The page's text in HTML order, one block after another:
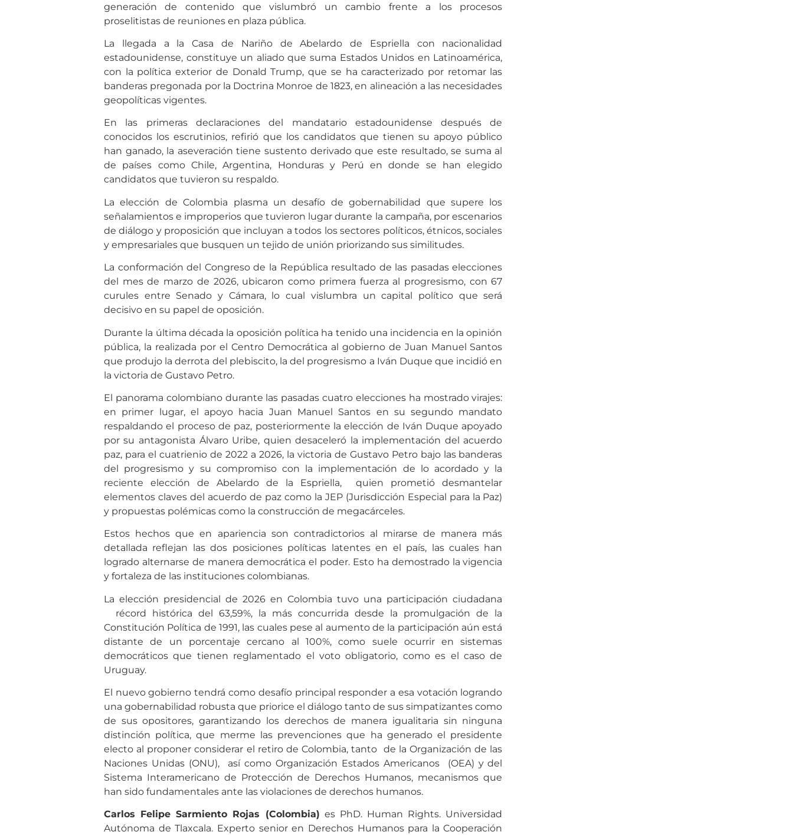
generación de contenido que vislumbró un cambio frente a los procesos
proselitistas de reuniones en plaza pública.
La llegada a la Casa de Nariño de Abelardo de Espriella con nacionalidad
estadounidense, constituye un aliado que suma Estados Unidos en Latinoamérica,
con la política exterior de Donald Trump, que se ha caracterizado por retomar las
banderas pregonada por la Doctrina Monroe de 1823, en alineación a las necesidades
geopolíticas vigentes.
En las primeras declaraciones del mandatario estadounidense después de
conocidos los escrutinios, refirió que los candidatos que tienen su apoyo público
han ganado, la aseveración tiene sustento derivado que este resultado, se suma al
de países como Chile, Argentina, Honduras y Perú en donde se han elegido
candidatos que tuvieron su respaldo.
La elección de Colombia plasma un desafío de gobernabilidad que supere los
señalamientos e improperios que tuvieron lugar durante la campaña, por escenarios
de diálogo y proposición que incluyan a todos los sectores políticos, étnicos, sociales
y empresariales que busquen un tejido de unión priorizando sus similitudes.
La conformación del Congreso de la República resultado de las pasadas elecciones
del mes de marzo de 2026, ubicaron como primera fuerza al progresismo, con 67
curules entre Senado y Cámara, lo cual vislumbra un capital político que será
decisivo en su papel de oposición.
Durante la última década la oposición política ha tenido una incidencia en la opinión
pública, la realizada por el Centro Democrática al gobierno de Juan Manuel Santos
que produjo la derrota del plebiscito, la del progresismo a Iván Duque que incidió en
la victoria de Gustavo Petro.
El panorama colombiano durante las pasadas cuatro elecciones ha mostrado virajes:
en primer lugar, el apoyo hacia Juan Manuel Santos en su segundo mandato
respaldando el proceso de paz, posteriormente la elección de Iván Duque apoyado
por su antagonista Álvaro Uribe, quien desaceleró la implementación del acuerdo
paz, para el cuatrienio de 2022 a 2026, la victoria de Gustavo Petro bajo las banderas
del progresismo y su compromiso con la implementación de lo acordado y la
reciente elección de Abelardo de la Espriella, quien prometió desmantelar
elementos claves del acuerdo de paz como la JEP (Jurisdicción Especial para la Paz)
y propuestas polémicas como la construcción de megacárceles.
Estos hechos que en apariencia son contradictorios al mirarse de manera más
detallada reflejan las dos posiciones políticas latentes en el país, las cuales han
logrado alternarse de manera democrática el poder. Esto ha demostrado la vigencia
y fortaleza de las instituciones colombianas.
La elección presidencial de 2026 en Colombia tuvo una participación ciudadana
récord histórica del 63,59%, la más concurrida desde la promulgación de la
Constitución Política de 1991, las cuales pese al aumento de la participación aún está
distante de un porcentaje cercano al 100%, como suele ocurrir en sistemas
democráticos que tienen reglamentado el voto obligatorio, como es el caso de
Uruguay.
El nuevo gobierno tendrá como desafío principal responder a esa votación logrando
una gobernabilidad robusta que priorice el diálogo tanto de sus simpatizantes como
de sus opositores, garantizando los derechos de manera igualitaria sin ninguna
distinción política, que merme las prevenciones que ha generado el presidente
electo al proponer considerar el retiro de Colombia, tanto de la Organización de las
Naciones Unidas (ONU), así como Organización Estados Americanos (OEA) y del
Sistema Interamericano de Protección de Derechos Humanos, mecanismos que
han sido fundamentales ante las violaciones de derechos humanos.
Carlos Felipe Sarmiento Rojas (Colombia) es PhD. Human Rights. Universidad
Autónoma de Tlaxcala. Experto senior en Derechos Humanos para la Cooperación